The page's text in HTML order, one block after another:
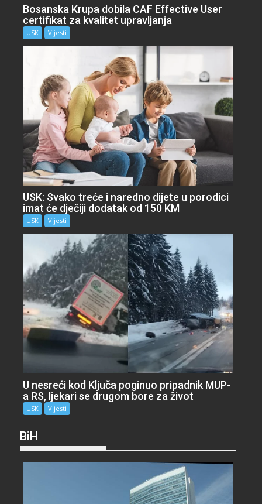
Bosanska Krupa dobila CAF Effective User
certifikat za kvalitet upravljanja
USK Vijesti
USK: Svako treće i naredno dijete u porodici
imat će dječiji dodatak od 150 KM
USK Vijesti
U nesreći kod Ključa poginuo pripadnik MUP-
a RS, ljekari se drugom bore za život
USK Vijesti
BiH